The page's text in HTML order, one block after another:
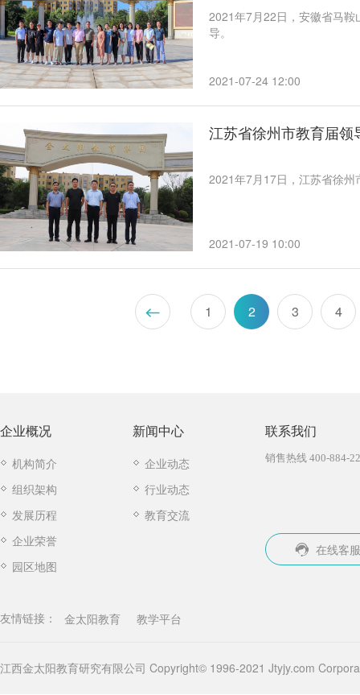
2021年7月22日，安徽省马
导。
2021-07-24 12:00
江苏省徐州市教育届
2021年7月17日，江苏省徐
2021-07-19 10:00
1 2 3 4
企业概况
机构简介
组织架构
发展历程
企业荣誉
园区地图
新闻中心
企业动态
行业动态
教育交流
联系我们
销售热线 400-884-
在线客服
友情链接： 金太阳教育 教学平台
江西金太阳教育研究有限公司 Copyright© 1996-2021 Jtyjy.com